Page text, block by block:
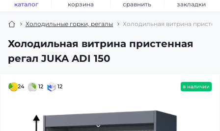
каталог сравнить закладки
корзина
Холодильные горки, регалы Холодильная витрина
Холодильная витрина пристенная
регал JUKA ADI 150
24 12 12 в наличии